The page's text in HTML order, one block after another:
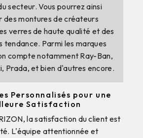
secteur. Vous pourrez ainsi
des montures de créateurs
verres de haute qualité et des
tendance. Parmi les marques
compte notamment Ray-Ban,
Prada, et bien d'autres encore.
Personnalisés pour une
Satisfaction
la satisfaction du client est
L'équipe attentionnée et